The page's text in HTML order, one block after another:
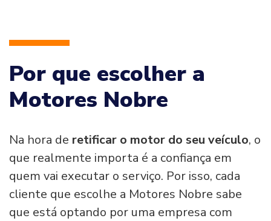
Por que escolher a
Motores Nobre
Na hora de retificar o motor do seu veículo, o
que realmente importa é a confiança em
quem vai executar o serviço. Por isso, cada
cliente que escolhe a Motores Nobre sabe
que está optando por uma empresa com